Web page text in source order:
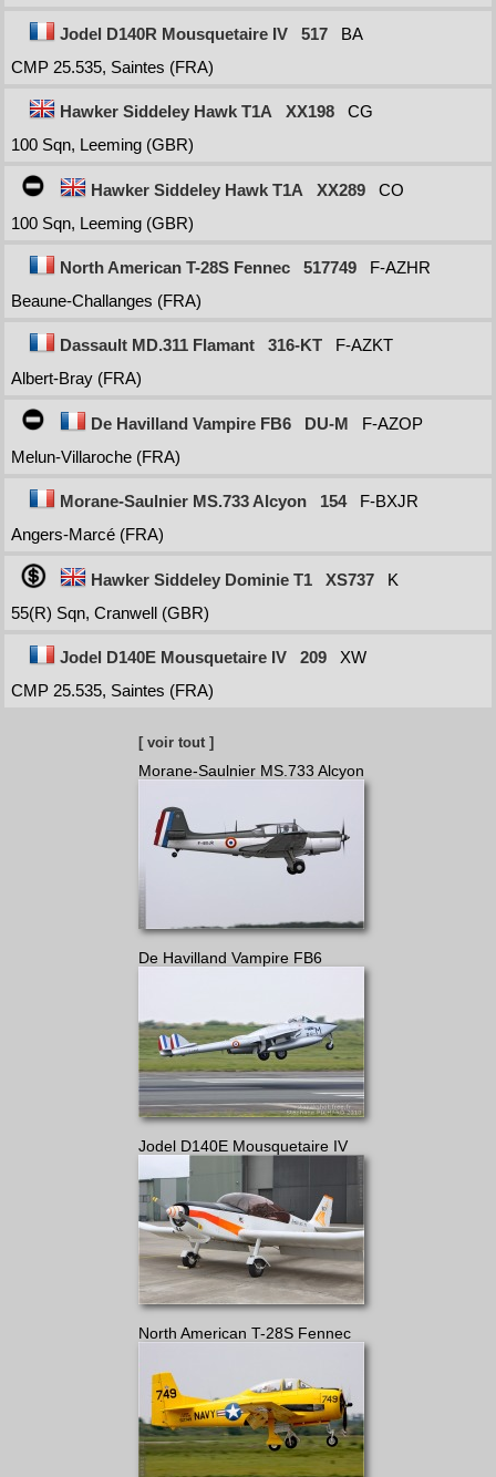
Jodel D140R Mousquetaire IV 517
BA
CMP 25.535, Saintes (FRA)
Hawker Siddeley Hawk T1A XX198
CG
100 Sqn, Leeming (GBR)
Hawker Siddeley Hawk T1A XX289
CO
100 Sqn, Leeming (GBR)
North American T-28S Fennec 517749
F-AZHR
Beaune-Challanges (FRA)
Dassault MD.311 Flamant 316-KT
F-AZKT
Albert-Bray (FRA)
De Havilland Vampire FB6 DU-M
F-AZOP
Melun-Villaroche (FRA)
Morane-Saulnier MS.733 Alcyon 154
F-BXJR
Angers-Marcé (FRA)
Hawker Siddeley Dominie T1 XS737
K
55(R) Sqn, Cranwell (GBR)
Jodel D140E Mousquetaire IV 209
XW
CMP 25.535, Saintes (FRA)
[ voir tout ]
Morane-Saulnier MS.733 Alcyon
De Havilland Vampire FB6
Jodel D140E Mousquetaire IV
North American T-28S Fennec